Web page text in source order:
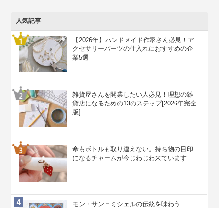
人気記事
【2026年】ハンドメイド作家さん必見！ア
クセサリーパーツの仕入れにおすすめの企
業5選
雑貨屋さんを開業したい人必見！理想の雑
貨店になるための13のステップ[2026年完全
版]
傘もボトルも取り違えない。持ち物の目印
になるチャームが今じわじわ来ています
モン・サン＝ミシェルの伝統を味わう